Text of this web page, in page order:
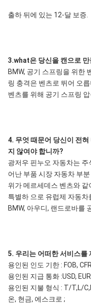
출하 뒤에 있는 12-달 보증.
3.what은 당신을 캔으로
BMW, 공기 스프링을 위한
링 충격은 벤츠로 뛰어 오
벤츠를 위해 공기 스프링 압
4. 무엇 때문어 당신이 전
지 않여야 합니까?
광저우 핀누오 자동차는
어난 부품 시장 자동차 부
위가 메르세데스 벤츠와
특별하 으로 유럽제 자동
BMW, 아우디, 랜드로바를
5. 우리는 어떠한 서비스를
용인된 인도 기한 : FOB,
용인된 지급 통화 :USD,
용인된 지불 형식 : T/T,L/
온, 현금, 에스크로 ;